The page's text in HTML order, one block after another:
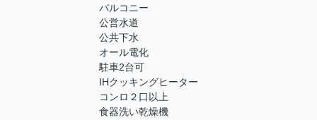
バルコニー
公営水道
公共下水
オール電化
駐車2台可
IHクッキングヒーター
コンロ２口以上
食器洗い乾燥機